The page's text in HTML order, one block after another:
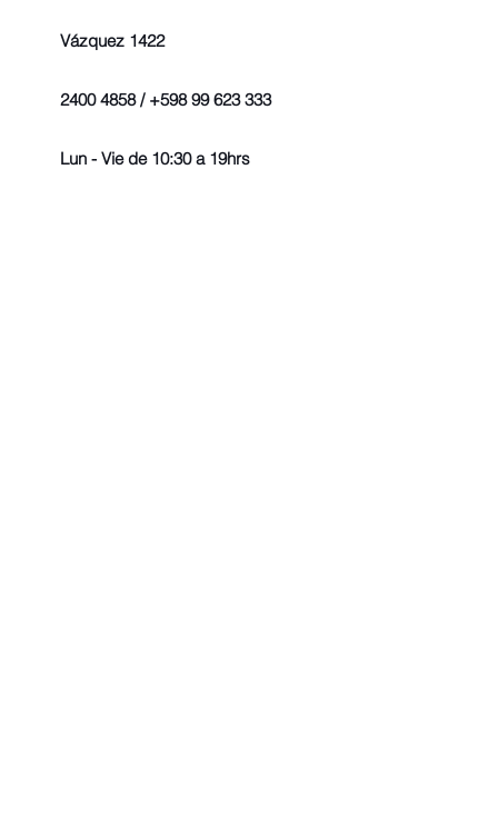
Vázquez 1422
2400 4858 / +598 99 623 333
Lun - Vie de 10:30 a 19hrs